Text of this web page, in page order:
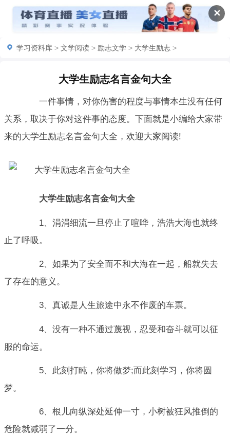
✕
学习资料库 > 文学阅读 > 励志文学 > 大学生励志 >
大学生励志名言金句大全
一件事情，对你伤害的程度与事情本生没有任何
关系，取决于你对这件事的态度。下面就是小编给大家带
来的大学生励志名言金句大全，欢迎大家阅读!
大学生励志名言金句大全
1、涓涓细流一旦停止了喧哗，浩浩大海也就终
止了呼吸。
2、如果为了安全而不和大海在一起，船就失去
了存在的意义。
3、真诚是人生旅途中永不作废的车票。
4、没有一种不通过蔑视，忍受和奋斗就可以征
服的命运。
5、此刻打盹，你将做梦;而此刻学习，你将圆
梦。
6、根儿向纵深处延伸一寸，小树被狂风推倒的
危险就减弱了一分。